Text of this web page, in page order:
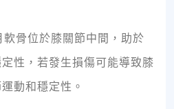
骨位於膝關節中間，助於
性，若發生損傷可能導致膝
動和穩定性。